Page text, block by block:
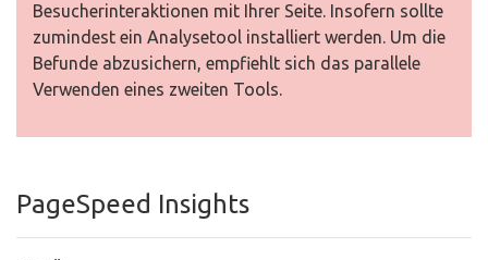
Besucherinteraktionen mit Ihrer Seite. Insofern sollte
zumindest ein Analysetool installiert werden. Um die
Befunde abzusichern, empfiehlt sich das parallele
Verwenden eines zweiten Tools.
PageSpeed Insights